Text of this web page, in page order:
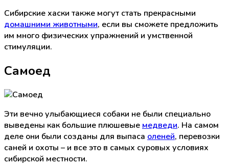
Сибирские хаски также могут стать прекрасными
домашними животными, если вы сможете предложить
им много физических упражнений и умственной
стимуляции.
Самоед
Эти вечно улыбающиеся собаки не были специально
выведены как большие плюшевые медведи. На самом
деле они были созданы для выпаса оленей, перевозки
саней и охоты – и все это в самых суровых условиях
сибирской местности.